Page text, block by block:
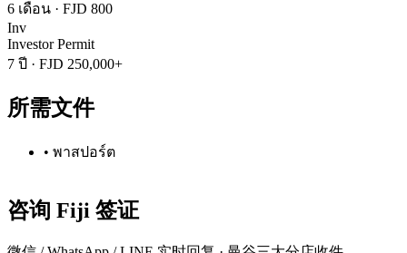
6 เดือน · FJD 800
Inv
Investor Permit
7 ปี · FJD 250,000+
所需文件
• พาสปอร์ต
咨询 Fiji 签证